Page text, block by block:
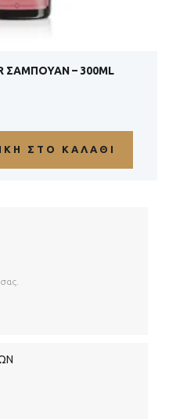
ΣΑΜΠΟΥΆΝ – 300ML
ΣΤΟ ΚΑΛΆΘΙ